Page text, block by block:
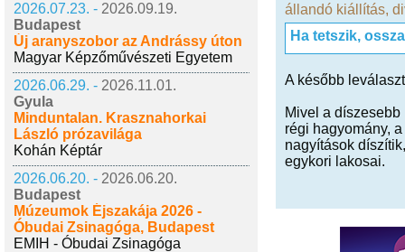
2026.07.23. - 2026.09.19.
Budapest
Új aranyszobor az Andrássy úton
Magyar Képzőművészeti Egyetem
2026.06.29. - 2026.11.01.
Gyula
Minduntalan. Krasznahorkai
László prózavilága
Kohán Képtár
2026.06.20. - 2026.06.20.
Budapest
Múzeumok Éjszakája 2026 -
Óbudai Zsinagóga, Budapest
EMIH - Óbudai Zsinagóga
állandó kiállítás,
Ha tetszik,
A később
Mivel a
régi hagyomány,
nagyítások
egykori lakosai.